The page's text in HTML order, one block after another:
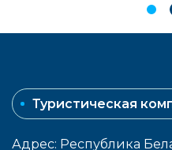
Туристическая
Адрес: Республика